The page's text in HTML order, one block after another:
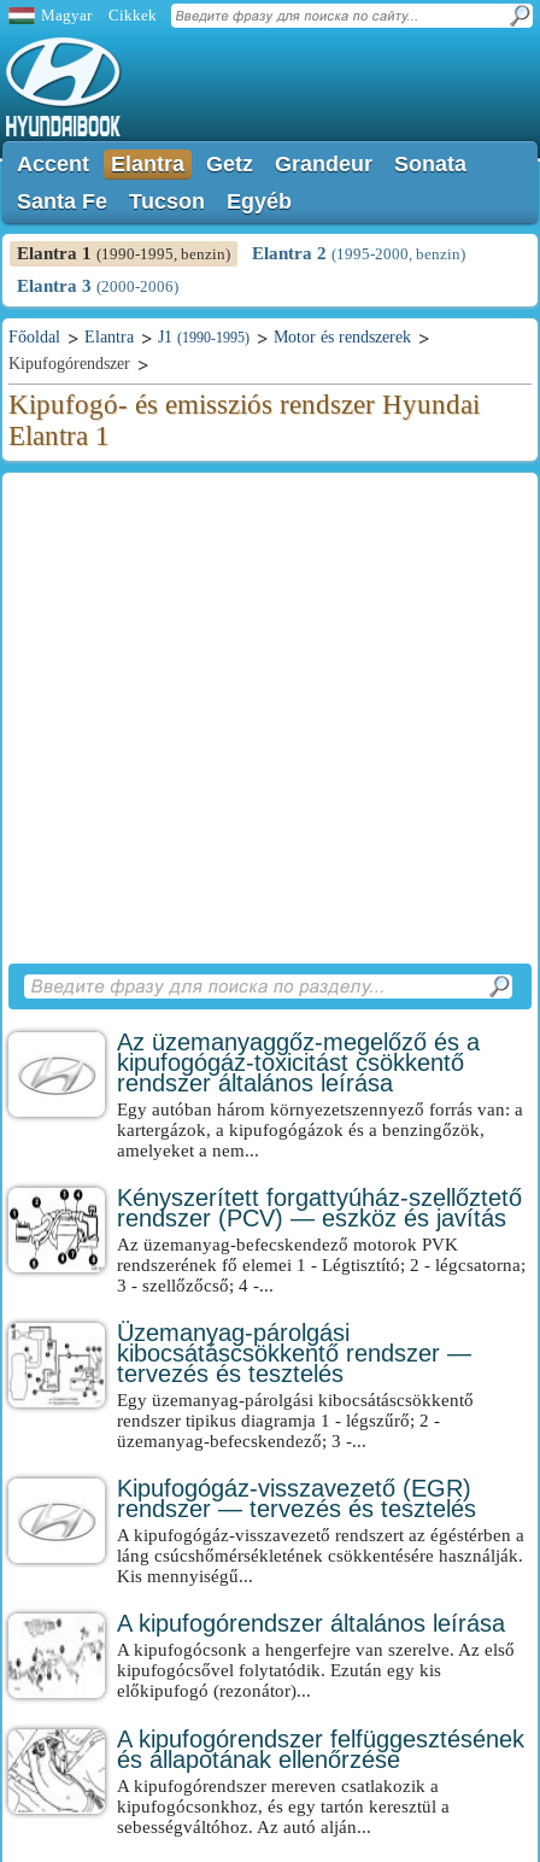
Magyar Cikkek
Accent Elantra Getz Grandeur
Sonata
Santa Fe
Tucson Egyéb
Elantra 1 (1990-1995, benzin) Elantra 2 (1995-2000, benzin)
Elantra 3 (2000-2006)
Főoldal Elantra J1 (1990-1995)
Motor és rendszerek
Kipufogórendszer
Kipufogó- és emissziós rendszer Hyundai
Elantra 1
Az üzemanyaggőz-megelőző és a
kipufogógáz-toxicitást csökkentő
rendszer általános leírása
Egy autóban három környezetszennyező forrás van: a
kartergázok, a kipufogógázok és a benzingőzök,
amelyeket a nem...
Kényszerített forgattyúház-szellőztető
rendszer (PCV) — eszköz és javítás
Az üzemanyag-befecskendező motorok PVK
rendszerének fő elemei 1 - Légtisztító; 2 - légcsatorna;
3 - szellőzőcső; 4 -...
Üzemanyag-párolgási
kibocsátáscsökkentő rendszer —
tervezés és tesztelés
Egy üzemanyag-párolgási kibocsátáscsökkentő
rendszer tipikus diagramja 1 - légszűrő; 2 -
üzemanyag-befecskendező; 3 -...
Kipufogógáz-visszavezető (EGR)
rendszer — tervezés és tesztelés
A kipufogógáz-visszavezető rendszert az égéstérben a
láng csúcshőmérsékletének csökkentésére használják.
Kis mennyiségű...
A kipufogórendszer általános leírása
A kipufogócsonk a hengerfejre van szerelve. Az első
kipufogócsővel folytatódik. Ezután egy kis
előkipufogó (rezonátor)...
A kipufogórendszer felfüggesztésének
és állapotának ellenőrzése
A kipufogórendszer mereven csatlakozik a
kipufogócsonkhoz, és egy tartón keresztül a
sebességváltóhoz. Az autó alján...